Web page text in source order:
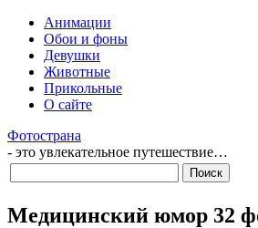
Анимации
Обои и фоны
Девушки
Животные
Прикольные
О сайте
Фотострана
- это увлекательное путешествие…
Медицинский юмор 32